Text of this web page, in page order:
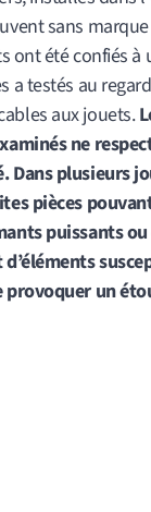
sans
ont été confiés
a testés au
aux jouets.
ne
Dans plusieurs
pièces
puissants
provoquer un